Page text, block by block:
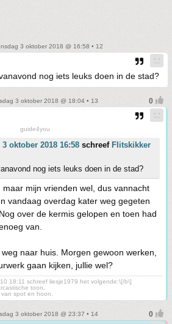
3 oktober 2018 @ 16:58 • 12
nog iets leuks doen in de stad?
3 oktober 2018 @ 18:04 • 13
guide4you
oktober 2018 16:58 schreef Flitskikker
nog iets leuks doen in de stad?
mijn vrienden wel, dus vannacht
vandaag overdag kater weg gegeten
over de kermis gelopen en toen had
van.
naar huis. Morgen gewoon werken,
gaan kijken, jullie wel?
18:11 schreef liesje1979 het volgende:\[/b\]
toon,
spot en hoon.
3 oktober 2018 @ 23:37 • 14